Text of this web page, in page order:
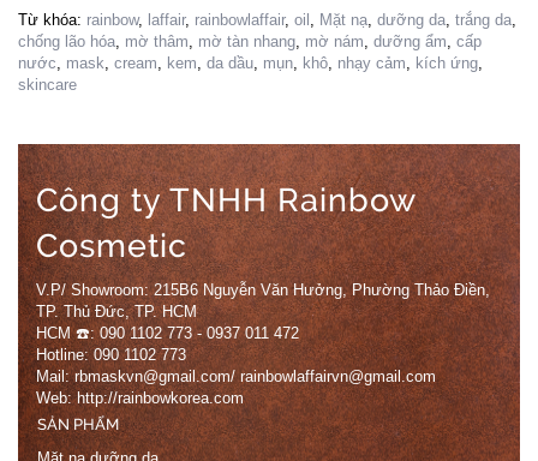
Từ khóa: rainbow, laffair, rainbowlaffair, oil Mặt nạ dưỡng da trắng da
chống lão hóa mờ thâm mờ tàn nhang mờ nám dưỡng ẩm cấp
nước
mask cream kem da dầu mụn khô nhạy cảm kích ứng
skincare
Công ty TNHH Rainbow
Cosmetic
V.P/ Showroom: 215B6 Nguyễn Văn Hưởng, Phường Thảo Điền,
TP. Thủ Đức, TP. HCM
HCM ☎️: 090 1102 773 - 0937 011 472
Hotline: 090 1102 773
Mail: rbmaskvn@gmail.com/ rainbowlaffairvn@gmail.com
Web: http://rainbowkorea.com
SẢN PHẨM